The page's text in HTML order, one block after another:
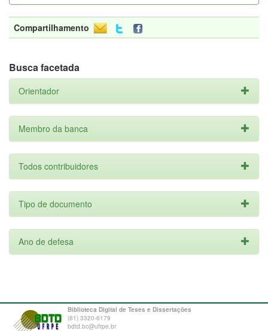
Compartilhamento
Busca facetada
Orientador
Membro da banca
Todos contribuidores
Tipo de documento
Ano de defesa
Biblioteca Digital de Teses e Dissertações
(81) 3320-6179
bdtd.bc@ufrpe.br